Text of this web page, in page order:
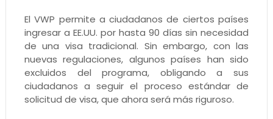
El VWP permite a ciudadanos de ciertos países
ingresar a EE.UU. por hasta 90 días sin necesidad
de una visa tradicional. Sin embargo, con las
nuevas regulaciones, algunos países han sido
excluidos del programa, obligando a sus
ciudadanos a seguir el proceso estándar de
solicitud de visa, que ahora será más riguroso.